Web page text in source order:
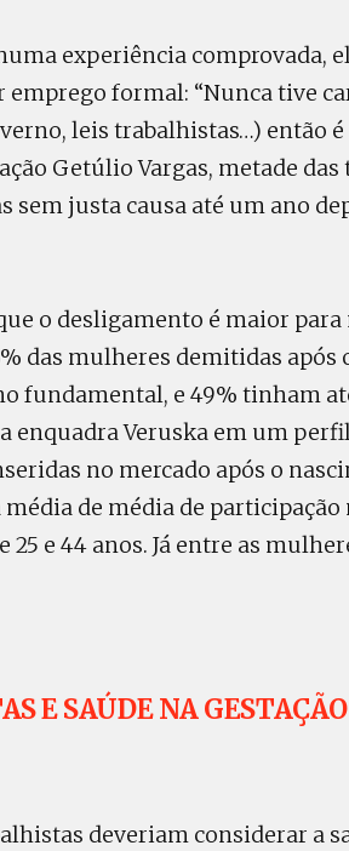
experiência comprovada,
formal: “Nunca tive
leis trabalhistas…) então
Getúlio Vargas, metade
sem justa causa até um ano
o desligamento é maior
das mulheres demitidas após
fundamental, e 49% tinham
enquadra Veruska em um
no mercado após o
média de média de participação
25 e 44 anos. Já entre as
E SAÚDE NA GESTAÇÃO
deveriam considerar a